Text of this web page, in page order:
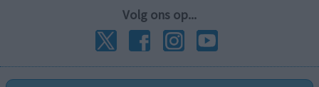
Volg ons op...